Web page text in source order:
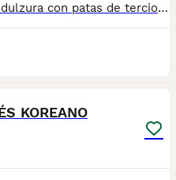
BICHÓN MALTÉS DISPONIBLES – Pura dulzura con patas de terciopelo 🐾 Hay perros bonitos… Y luego está el bichón maltés: Pequeños, blancos, delicados… pero con una personalidad que desarma hasta al más duro. Precios: Machos 1500 € Hembras 1900€ (21% IVA incluido) 👑 Línea familiar de primera: PADRE: Jagguer 🎩 2,8 kg de nobleza miniatura 📏 Altura a la cruz: 20 cm MADRE: Leia 💎 4,5 kg de calma y equilibrio 📏 Altura a la cruz: 24 cm 🌱 Cría responsable y transparente, sin adornos. Te invitamos a visitarnos. Conocerás a los padres, verás a los cachorros y sabrás cómo viven desde el primer día. Aquí no “vendemos perros”. Aquí damos la bienvenida a familias que entienden lo que significa cuidar una vida pequeña… que lo da todo. 🎁 El pack de bienvenida incluye mucho más que papeles: ✔️ Pasaporte ✔️ Microchip ✔️ 3ª vacuna y desparasitaciones pertinentes ✔️ Controles veterinarios al día ✔️ Socialización real con personas y otros animales ✔️ Examen veterinario antes de la entrega ✔️ [Opcional] Pedigree nacional LOA (con coste adicional). 📘 Además, te acompañamos más allá del momento “me lo llevo”: 🟠 Te damos una guía completa para sus primeros días: alimentación, rutinas, higiene, adaptación 🟠 Aceptamos distintas formas de pago (pero sin financiación, porque esto es una decisión de verdad, no una compra impulsiva) 📞 ¿Quieres saber más? Te escuchamos sin compromiso. Teléfono y WhatsApp: 690 71 43 23 📍 N.Z.: 008015 ⚠️ Un bichón no llena un vacío. Llena el alma. Si eso es lo que buscas, quizá uno de los nuestros esté esperando que lo descubras.
KOREANO